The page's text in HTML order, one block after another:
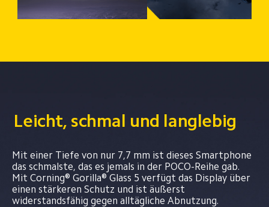
Leicht, schmal und langlebig
Mit einer Tiefe von nur 7,7 mm ist dieses Smartphone
das schmalste, das es jemals in der POCO-Reihe gab.
Mit Corning® Gorilla® Glass 5 verfügt das Display über
einen stärkeren Schutz und ist äußerst
widerstandsfähig gegen alltägliche Abnutzung.